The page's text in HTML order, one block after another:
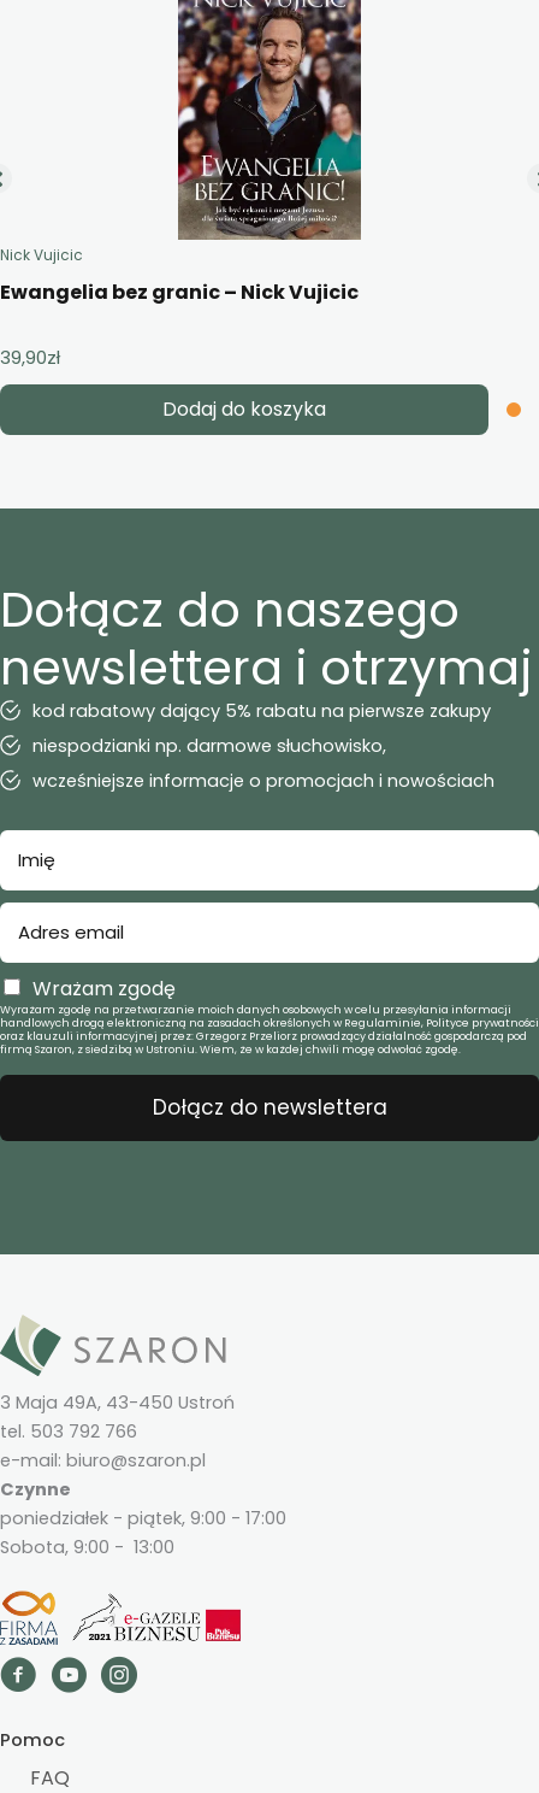
Nick Vujicic
Ewangelia bez granic – Nick Vujicic
39,90zł
Dodaj do koszyka
Dołącz do naszego
newslettera i otrzymaj
kod rabatowy dający 5% rabatu na pierwsze zakupy
niespodzianki np. darmowe słuchowisko,
wcześniejsze informacje o promocjach i nowościach
Wrażam zgodę
Wyrażam zgodę na przetwarzanie moich danych osobowych w celu przesyłania informacji
handlowych drogą elektroniczną na zasadach określonych w Regulaminie, Polityce prywatności
oraz klauzuli informacyjnej przez: Grzegorz Przeliorz prowadzący działalność gospodarczą pod
firmą Szaron, z siedzibą w Ustroniu. Wiem, że w każdej chwili mogę odwołać zgodę.
Dołącz do newslettera
3 Maja 49A, 43-450 Ustroń
tel. 503 792 766
e-mail: biuro@szaron.pl
Czynne
poniedziałek - piątek, 9:00 - 17:00
Sobota, 9:00 - 13:00
Pomoc
FAQ